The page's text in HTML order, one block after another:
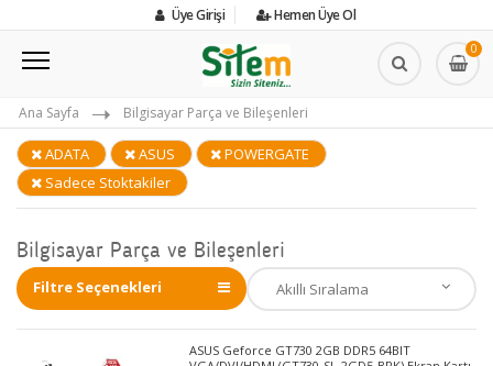
Üye Girişi Hemen Üye Ol
0
Ana Sayfa Bilgisayar Parça ve Bileşenleri
ADATA ASUS
POWERGATE
Sadece Stoktakiler
Bilgisayar Parça ve Bileşenleri
Filtre Seçenekleri
ASUS Geforce GT730 2GB DDR5 64BIT